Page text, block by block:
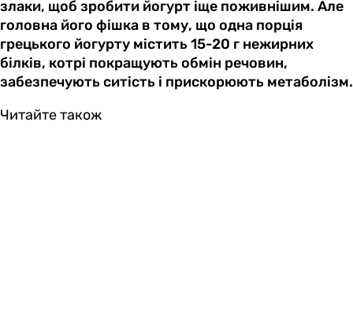
злаки, щоб зробити йогурт іще поживнішим. Але
головна його фішка в тому, що одна порція
грецького йогурту містить 15-20 г нежирних
білків, котрі покращують обмін речовин,
забезпечують ситість і прискорюють метаболізм.
Читайте також